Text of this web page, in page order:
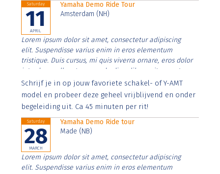
Saturday
11
APRIL
Yamaha Demo Ride Tour
Amsterdam (NH)
Lorem ipsum dolor sit amet, consectetur adipiscing
elit. Suspendisse varius enim in eros elementum
tristique. Duis cursus, mi quis viverra ornare, eros dolor
interdum nulla, ut commodo diam libero vitae erat.
Aenean faucibus nibh et justo cursus id rutrum lorem
imperdiet. Nunc ut sem vitae risus tristique posuere.
Schrijf je in op jouw favoriete schakel- of Y-AMT
model en probeer deze geheel vrijblijvend en onder
begeleiding uit. Ca 45 minuten per rit!
Saturday
28
MARCH
Yamaha Demo Ride tour
Made (NB)
Lorem ipsum dolor sit amet, consectetur adipiscing
elit. Suspendisse varius enim in eros elementum